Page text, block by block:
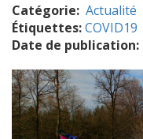
Catégorie Actualité
Étiquettes:COVID19
Date de publication: